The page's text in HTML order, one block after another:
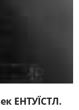
ЕНТУЇСТЛ.